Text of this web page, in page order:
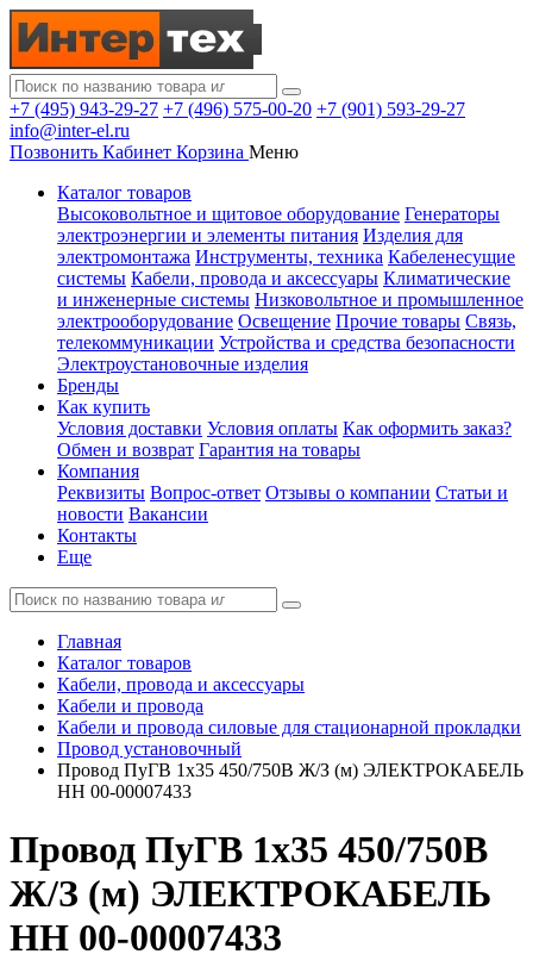
+7 (495) 943-29-27 +7 (496) 575-00-20 +7 (901) 593-29-27
info@inter-el.ru
Позвонить Кабинет Корзина Меню
Каталог товаров
Высоковольтное и щитовое оборудование Генераторы
электроэнергии и элементы питания Изделия для
электромонтажа Инструменты, техника Кабеленесущие
системы Кабели, провода и аксессуары Климатические
и инженерные системы Низковольтное и промышленное
электрооборудование Освещение Прочие товары Связь,
телекоммуникации Устройства и средства безопасности
Электроустановочные изделия
Бренды
Как купить
Условия доставки Условия оплаты Как оформить заказ?
Обмен и возврат Гарантия на товары
Компания
Реквизиты Вопрос-ответ Отзывы о компании Статьи и
новости Вакансии
Контакты
Еще
Главная
Каталог товаров
Кабели, провода и аксессуары
Кабели и провода
Кабели и провода силовые для стационарной прокладки
Провод установочный
Провод ПуГВ 1х35 450/750В Ж/З (м) ЭЛЕКТРОКАБЕЛЬ
НН 00-00007433
Провод ПуГВ 1х35 450/750В
Ж/З (м) ЭЛЕКТРОКАБЕЛЬ
НН 00-00007433